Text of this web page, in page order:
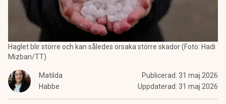
Haglet blir större och kan således orsaka större skador (Foto: Hadi
Mizban/TT)
Matilda
Habbe
Publicerad: 31 maj 2026
Uppdaterad: 31 maj 2026